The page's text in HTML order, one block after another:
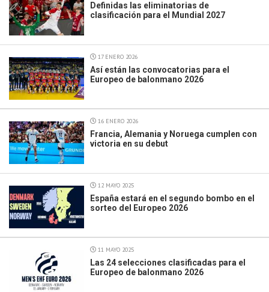
Definidas las eliminatorias de
clasificación para el Mundial 2027
17 ENERO 2026
Así están las convocatorias para el
Europeo de balonmano 2026
16 ENERO 2026
Francia, Alemania y Noruega cumplen con
victoria en su debut
12 MAYO 2025
España estará en el segundo bombo en el
sorteo del Europeo 2026
11 MAYO 2025
Las 24 selecciones clasificadas para el
Europeo de balonmano 2026